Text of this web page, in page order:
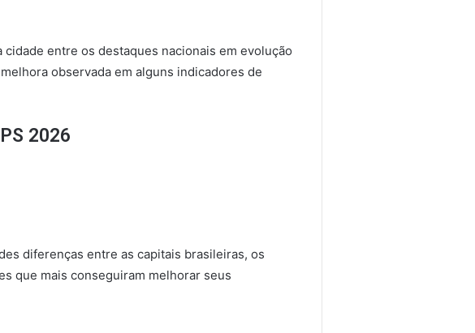
entre os destaques nacionais em evolução
observada em alguns indicadores de
2026
diferenças entre as capitais brasileiras, os
que mais conseguiram melhorar seus